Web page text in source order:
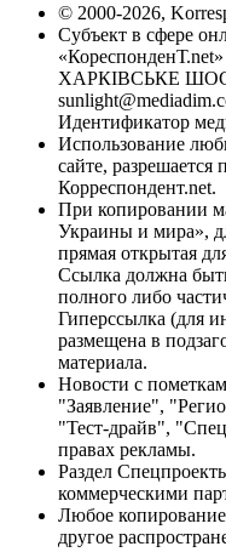
© 2000-2026,
Субъект в сфере
ХАРКІВСЬКЕ ШОСЕ,
Идентификатор
Использование
сайте,
Корреспондент.net.
При копировании
Украины и мира»,
прямая открытая
Ссылка должна
полного либо
Гиперссылка (для
размещена в
материала.
Новости с
"Заявление",
"Тест-драйв",
правах рекламы.
Раздел
коммерческими
Любое
другое